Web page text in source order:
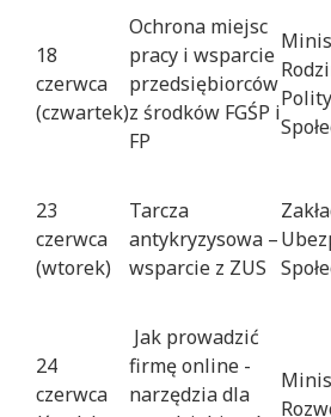
18
czerwca
(czwartek)
Ochrona miejsc
pracy i wsparcie
przedsiębiorców
z środków FGŚP i
FP
23
czerwca
(wtorek)
Tarcza
antykryzysowa –
wsparcie z ZUS
24
czerwca
Jak prowadzić
firmę online -
narzędzia dla